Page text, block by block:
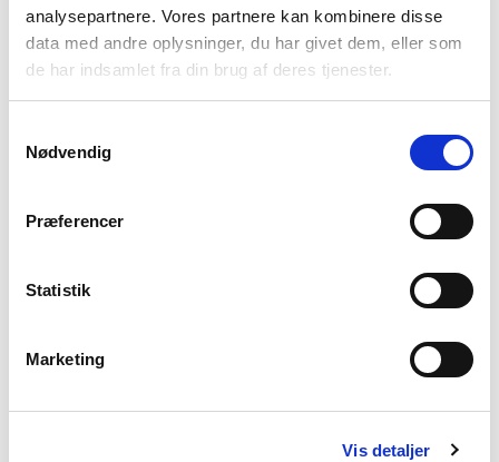
analysepartnere. Vores partnere kan kombinere disse
data med andre oplysninger, du har givet dem, eller som
de har indsamlet fra din brug af deres tjenester.
Nødvendig
Præferencer
Statistik
Marketing
Vis detaljer
Juridiske oplysninger
Cookie Policy
Reserverede område